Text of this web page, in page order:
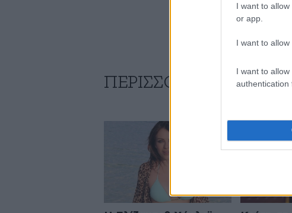
I want to
or app.
I want to
I want to
authentication
ΠΕΡΙΣΣΟΤΕΡΑ ΑΠΟ ΤΟ